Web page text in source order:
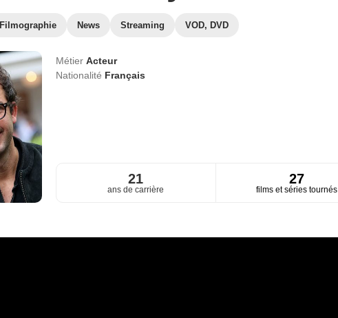
Filmographie News Streaming VOD, DVD
Métier Acteur
Nationalité Français
21
ans de carrière
27
films et séries tournés